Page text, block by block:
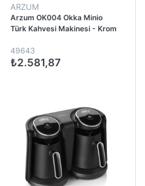
ARZUM
Arzum OK004 Okka Minio
Türk Kahvesi Makinesi - Krom
49643
₺2.581,87